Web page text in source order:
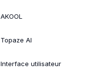
AKOOL
Topaze AI
Interface utilisateur